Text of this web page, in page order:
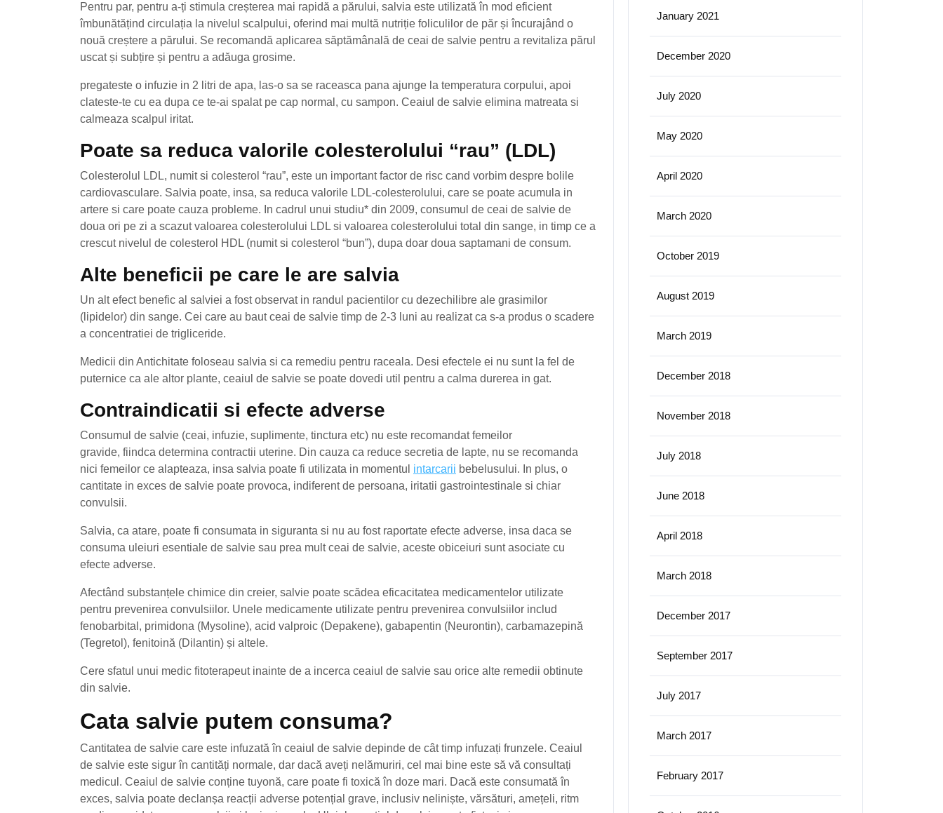
Pentru par, pentru a-ți stimula creșterea mai rapidă a părului, salvia este utilizată în mod eficient
îmbunătățind circulația la nivelul scalpului, oferind mai multă nutriție foliculilor de păr și încurajând o
nouă creștere a părului. Se recomandă aplicarea săptămânală de ceai de salvie pentru a revitaliza părul
uscat și subțire și pentru a adăuga grosime.
pregateste o infuzie in 2 litri de apa, las-o sa se raceasca pana ajunge la temperatura corpului, apoi
clateste-te cu ea dupa ce te-ai spalat pe cap normal, cu sampon. Ceaiul de salvie elimina matreata si
calmeaza scalpul iritat.
Poate sa reduca valorile colesterolului “rau” (LDL)
Colesterolul LDL, numit si colesterol “rau”, este un important factor de risc cand vorbim despre bolile
cardiovasculare. Salvia poate, insa, sa reduca valorile LDL-colesterolului, care se poate acumula in
artere si care poate cauza probleme. In cadrul unui studiu* din 2009, consumul de ceai de salvie de
doua ori pe zi a scazut valoarea colesterolului LDL si valoarea colesterolului total din sange, in timp ce a
crescut nivelul de colesterol HDL (numit si colesterol “bun”), dupa doar doua saptamani de consum.
Alte beneficii pe care le are salvia
Un alt efect benefic al salviei a fost observat in randul pacientilor cu dezechilibre ale grasimilor
(lipidelor) din sange. Cei care au baut ceai de salvie timp de 2-3 luni au realizat ca s-a produs o scadere
a concentratiei de trigliceride.
Medicii din Antichitate foloseau salvia si ca remediu pentru raceala. Desi efectele ei nu sunt la fel de
puternice ca ale altor plante, ceaiul de salvie se poate dovedi util pentru a calma durerea in gat.
Contraindicatii si efecte adverse
Consumul de salvie (ceai, infuzie, suplimente, tinctura etc) nu este recomandat femeilor
gravide, fiindca determina contractii uterine. Din cauza ca reduce secretia de lapte, nu se recomanda
nici femeilor ce alapteaza, insa salvia poate fi utilizata in momentul intarcarii bebelusului. In plus, o
cantitate in exces de salvie poate provoca, indiferent de persoana, iritatii gastrointestinale si chiar
convulsii.
Salvia, ca atare, poate fi consumata in siguranta si nu au fost raportate efecte adverse, insa daca se
consuma uleiuri esentiale de salvie sau prea mult ceai de salvie, aceste obiceiuri sunt asociate cu
efecte adverse.
Afectând substanțele chimice din creier, salvie poate scădea eficacitatea medicamentelor utilizate
pentru prevenirea convulsiilor. Unele medicamente utilizate pentru prevenirea convulsiilor includ
fenobarbital, primidona (Mysoline), acid valproic (Depakene), gabapentin (Neurontin), carbamazepină
(Tegretol), fenitoină (Dilantin) și altele.
Cere sfatul unui medic fitoterapeut inainte de a incerca ceaiul de salvie sau orice alte remedii obtinute
din salvie.
Cata salvie putem consuma?
Cantitatea de salvie care este infuzată în ceaiul de salvie depinde de cât timp infuzați frunzele. Ceaiul
de salvie este sigur în cantități normale, dar dacă aveți nelămuriri, cel mai bine este să vă consultați
medicul. Ceaiul de salvie conține tuyonă, care poate fi toxică în doze mari. Dacă este consumată în
exces, salvia poate declanșa reacții adverse potențial grave, inclusiv neliniște, vărsături, amețeli, ritm
January 2021
December 2020
July 2020
May 2020
April 2020
March 2020
October 2019
August 2019
March 2019
December 2018
November 2018
July 2018
June 2018
April 2018
March 2018
December 2017
September 2017
July 2017
March 2017
February 2017